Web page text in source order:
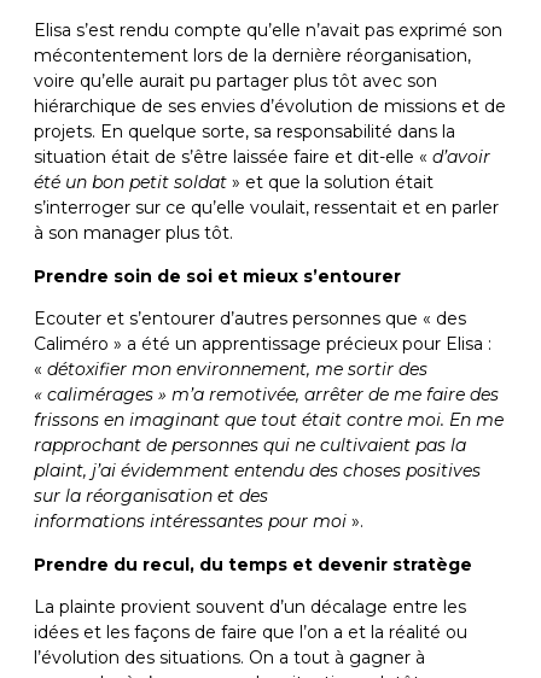
Elisa s’est rendu compte qu’elle n’avait pas exprimé son
mécontentement lors de la dernière réorganisation,
voire qu’elle aurait pu partager plus tôt avec son
hiérarchique de ses envies d’évolution de missions et de
projets. En quelque sorte, sa responsabilité dans la
situation était de s’être laissée faire et dit-elle « d’avoir
été un bon petit soldat» et que la solution était
s’interroger sur ce qu’elle voulait, ressentait et en parler
à son manager plus tôt.
Prendre soin de soi et mieux s’entourer
Ecouter et s’entourer d’autres personnes que « des
Caliméro » a été un apprentissage précieux pour Elisa :
« détoxifier mon environnement, me sortir des
« calimérages » m’a remotivée, arrêter de me faire des
frissons en imaginant que tout était contre moi. En me
rapprochant de personnes qui ne cultivaient pas la
plaint, j’ai évidemment entendu des choses positives
sur la réorganisation et des
informations intéressantes pour moi».
Prendre du recul, du temps et devenir stratège
La plainte provient souvent d’un décalage entre les
idées et les façons de faire que l’on a et la réalité ou
l’évolution des situations. On a tout à gagner à